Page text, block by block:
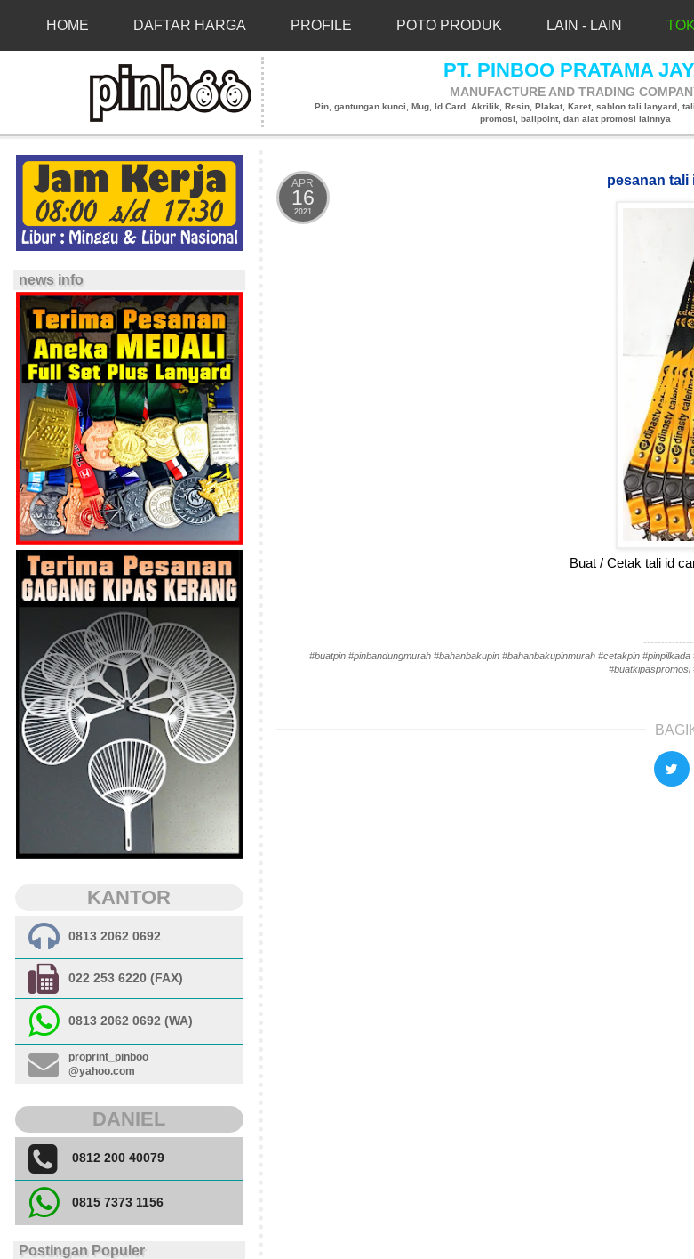
HOME DAFTAR HARGA PROFILE POTO PRODUK LAIN - LAIN
PT. PINBOO PRATAMA
MANUFACTURE AND TRADING
Pin, gantungan kunci, Mug, Id Card, Akrilik, Resin, Plakat, Karet, sablon tali lanyard,
promosi, ballpoint, dan alat promosi lainnya
news info
KANTOR
0813 2062 0692
022 253 6220 (FAX)
0813 2062 0692 (WA)
proprint_pinboo
@yahoo.com
DANIEL
0812 200 40079
0815 7373 1156
Postingan Populer
APR
16
2021
pesanan tali
Buat / Cetak tali id
#buatpin #pinbandungmurah #bahanbakupin #bahanbakupinmurah #cetakpin
#buatkipaspromosi